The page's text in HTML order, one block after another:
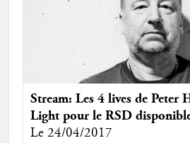
Stream: Les 4 lives de Peter
Light pour le RSD
Le 24/04/2017